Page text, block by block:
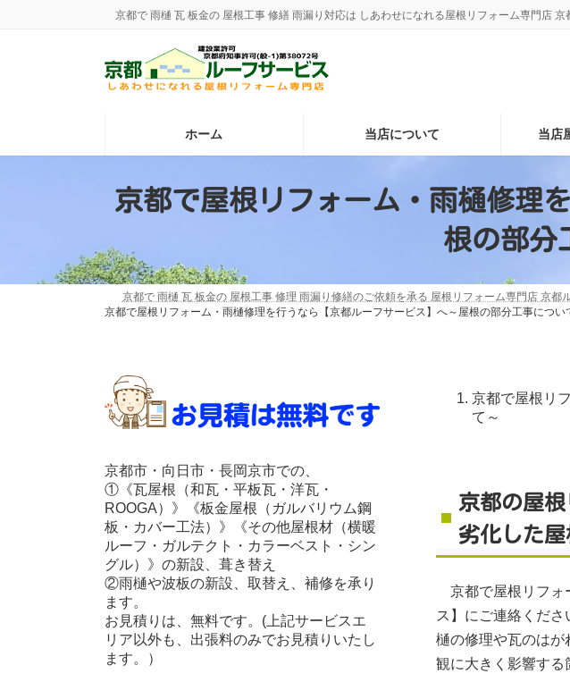
ッ
移
京都で 雨樋 瓦 板金の 屋根工事 修繕 雨漏り対応は しあわせになれる屋根リフォーム専門店 京
ホーム 当店について 当店
京都で屋根リフォーム・雨樋修理
根の部分
京都で 雨樋 瓦 板金の 屋根工事 修理 雨漏り修繕のご依頼を承る 屋根リフォーム専門店 京都
京都で屋根リフォーム・雨樋修理を行うなら【京都ルーフサービス】へ～屋根の部分工事につい
京都で屋根リ
て～
京都の屋
劣化した
京都で屋根リフォ
ス】にご連絡くだ
樋の修理や瓦のはが
観に大きく影響する
京都市・向日市・長岡京市での、
①《瓦屋根（和瓦・平板瓦・洋瓦・
ROOGA）》《板金屋根（ガルバリウム鋼
板・カバー工法）》《その他屋根材（横暖
ルーフ・ガルテクト・カラーベスト・シン
グル）》の新設、葺き替え
②雨樋や波板の新設、取替え、補修を承り
ます。
お見積りは、無料です。(上記サービスエ
リア以外も、出張料のみでお見積りいたし
ます。）